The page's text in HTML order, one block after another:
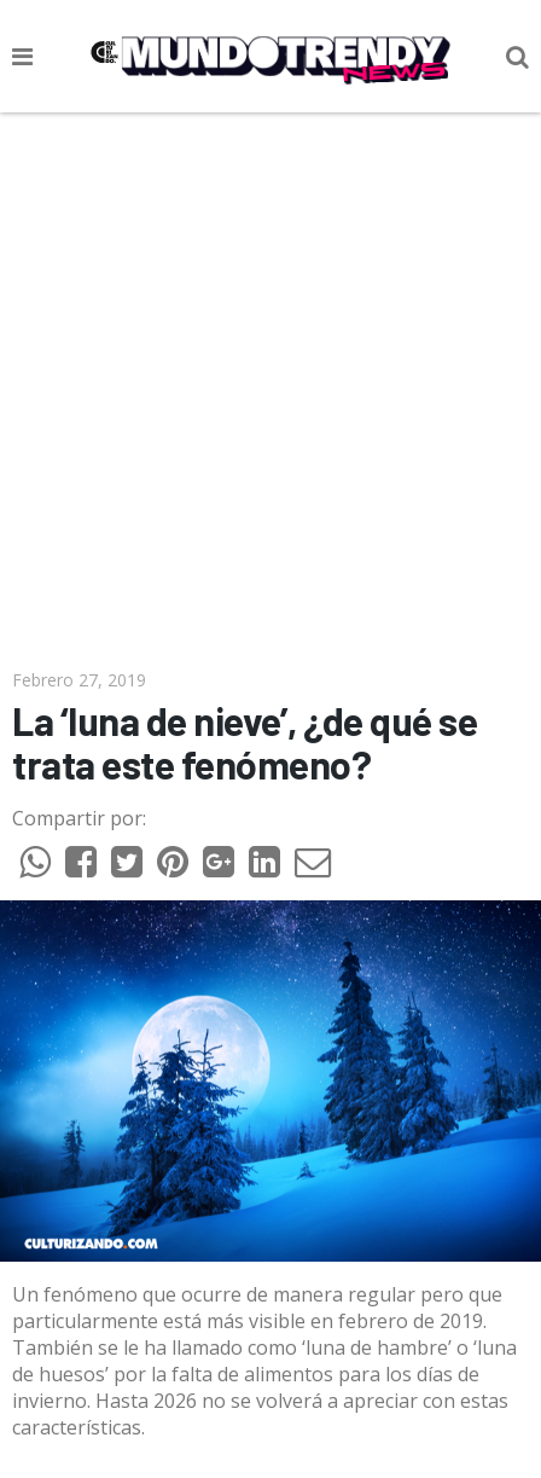
NOTICIAS
Febrero 27, 2019
La ‘luna de nieve’, ¿de qué se
trata este fenómeno?
Compartir por:
Un fenómeno que ocurre de manera regular pero que
particularmente está más visible en febrero de 2019.
También se le ha llamado como ‘luna de hambre’ o ‘luna
de huesos’ por la falta de alimentos para los días de
invierno. Hasta 2026 no se volverá a apreciar con estas
características.